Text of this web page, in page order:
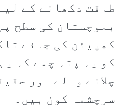
طاقت دکھانے کے
بلوچستان کی سطح
کمپیئن کی جائے
کو یہ پتہ چلے کہ
چلانے والے اور
سرچشمہ کون ہیں۔